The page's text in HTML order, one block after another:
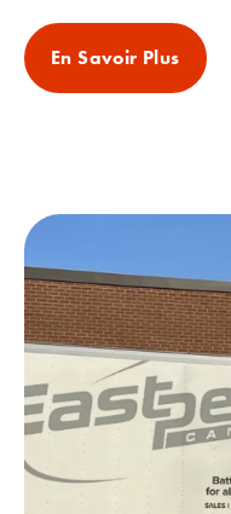
En Savoir Plus